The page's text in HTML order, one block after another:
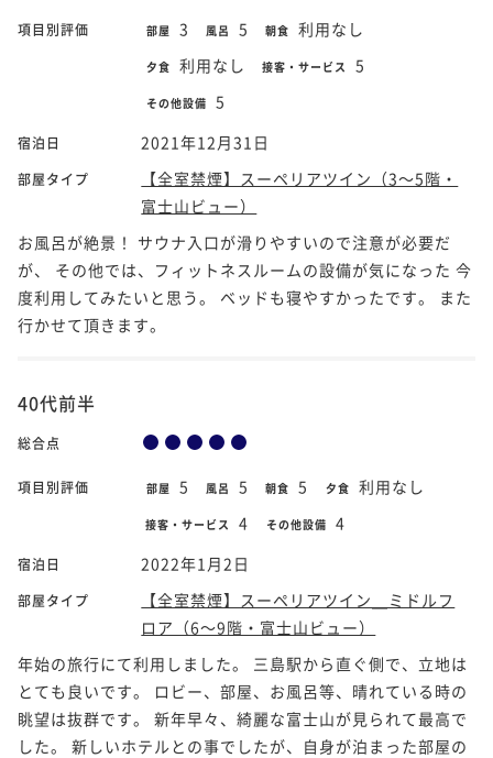
項目別評価 部屋 3 風呂 5 朝食 利用なし
夕食 利用なし 接客・サービス 5
その他設備 5
宿泊日 2021年12月31日
部屋タイプ
【全室禁煙】スーペリアツイン（3～5階・
富士山ビュー）
お風呂が絶景！ サウナ入口が滑りやすいので注意が必要だ
が、 その他では、フィットネスルームの設備が気になった 今
度利用してみたいと思う。 ベッドも寝やすかったです。 また
行かせて頂きます。
40代前半
総合点
項目別評価 部屋 5 風呂 5 朝食 5 夕食 利用なし
接客・サービス 4 その他設備 4
宿泊日 2022年1月2日
部屋タイプ
【全室禁煙】スーペリアツイン＿ミドルフ
ロア（6～9階・富士山ビュー）
年始の旅行にて利用しました。 三島駅から直ぐ側で、立地は
とても良いです。 ロビー、部屋、お風呂等、晴れている時の
眺望は抜群です。 新年早々、綺麗な富士山が見られて最高で
した。 新しいホテルとの事でしたが、自身が泊まった部屋の